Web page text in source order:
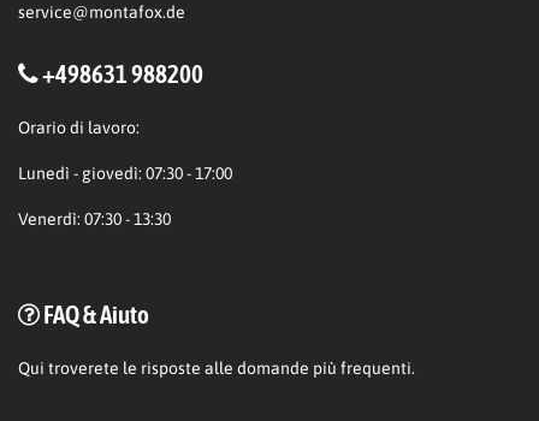
service@montafox.de
+498631 988200
Orario di lavoro:
Lunedì - giovedì: 07:30 - 17:00
Venerdì: 07:30 - 13:30
FAQ & Aiuto
Qui troverete le risposte alle domande più frequenti.